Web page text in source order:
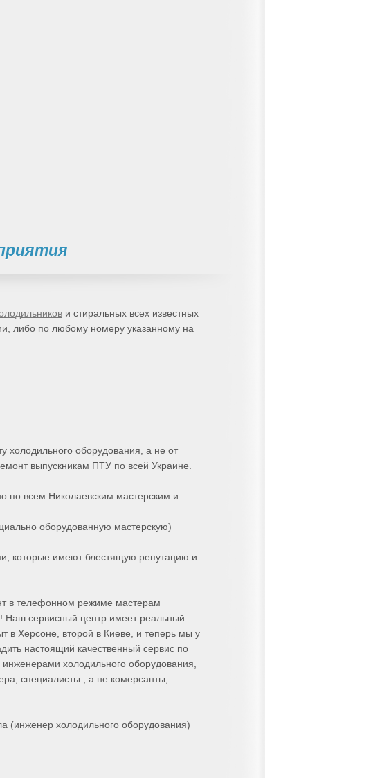
и стиральных всех известных
либо по любому номеру указанному на
холодильного оборудования, а не от
выпускникам ПТУ по всей Украине.
по всем Николаевским мастерским и
оборудованную мастерскую)
которые имеют блестящую репутацию и
в телефонном режиме мастерам
Наш сервисный центр имеет реальный
в Херсоне, второй в Киеве, и теперь мы у
настоящий качественный сервис по
холодильного оборудования,
специалисты , а не комерсанты,
(инженер холодильного оборудования)